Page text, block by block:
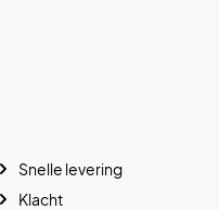
Snelle levering
Klacht